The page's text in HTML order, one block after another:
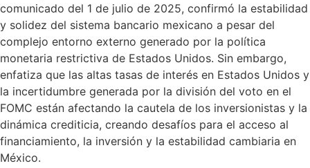
comunicado del 1 de julio de 2025, confirmó la estabilidad
y solidez del sistema bancario mexicano a pesar del
complejo entorno externo generado por la política
monetaria restrictiva de Estados Unidos. Sin embargo,
enfatiza que las altas tasas de interés en Estados Unidos y
la incertidumbre generada por la división del voto en el
FOMC están afectando la cautela de los inversionistas y la
dinámica crediticia, creando desafíos para el acceso al
financiamiento, la inversión y la estabilidad cambiaria en
México.